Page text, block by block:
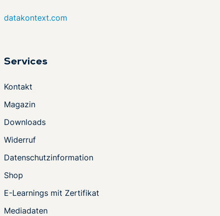
datakontext.com
Services
Kontakt
Magazin
Downloads
Widerruf
Datenschutzinformation
Shop
E-Learnings mit Zertifikat
Mediadaten